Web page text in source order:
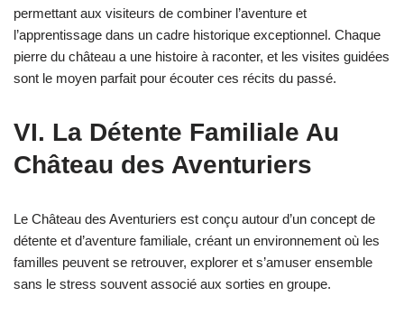
permettant aux visiteurs de combiner l’aventure et
l’apprentissage dans un cadre historique exceptionnel. Chaque
pierre du château a une histoire à raconter, et les visites guidées
sont le moyen parfait pour écouter ces récits du passé.
VI. La Détente Familiale Au
Château des Aventuriers
Le Château des Aventuriers est conçu autour d’un concept de
détente et d’aventure familiale, créant un environnement où les
familles peuvent se retrouver, explorer et s’amuser ensemble
sans le stress souvent associé aux sorties en groupe.